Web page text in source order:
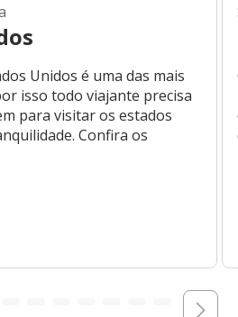
Unidos é uma das mais
isso todo viajante precisa
para visitar os estados
Confira os